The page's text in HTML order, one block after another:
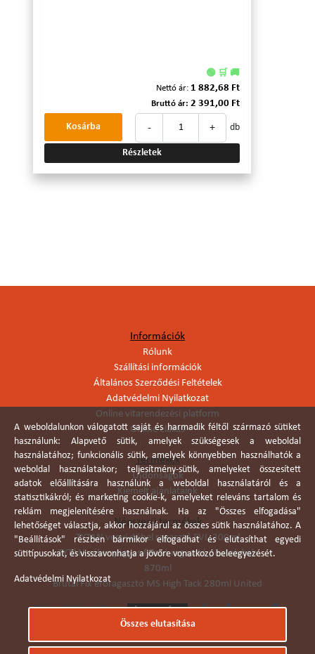
🟢 🛒 🚚
Nettó ár: 1 882,68 Ft
Bruttó ár: 2 391,00 Ft
- + db
Kosárba
Részletek
Információk
Rólunk
Szállítási információk
Általános Szerződési Feltételek
Adatvédelmi Nyilatkozat
Online vitarendezési platform
Online elállás
Termékek
Újdonságok
Kiemelt ajánlataink
Népszerű termékek
TYTAN vegyi dübel ragasztó EVI. 300ml
TYTAN vékonyágyas falazó ragasztó pisztolyhab
870ml
Brutál Fix erőragasztó MS High Tack 280ml United
A weboldalunkon válogatott saját és harmadik féltől származó sütiket
használunk: Alapvető sütik, amelyek szükségesek a weboldal
használatához; funkcionális sütik, amelyek könnyebben használhatók a
weboldal használatakor; teljesítmény-sütik, amelyeket összesített
adatok előállítására használunk a weboldal használatáról és a
statisztikákról; és marketing cookie-k, amelyeket releváns tartalom és
reklám megjelenítésére használnak. Ha az "Összes elfogadása"
lehetőséget választja, akkor hozzájárul az összes sütik használatához. A
"Beállítások" részben bármikor elfogadhat és elutasíthat egyedi
sütitípusokat, és visszavonhatja a jövőre vonatkozó beleegyezését.
Adatvédelmi Nyilatkozat
Összes elutasítása